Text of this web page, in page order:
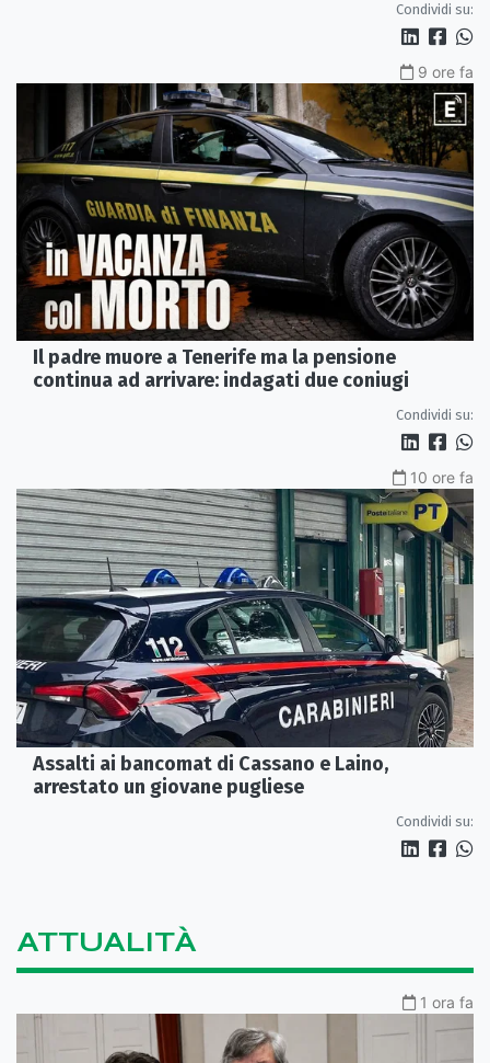
Condividi su:
9 ore fa
Il padre muore a Tenerife ma la pensione
continua ad arrivare: indagati due coniugi
Condividi su:
10 ore fa
Assalti ai bancomat di Cassano e Laino,
arrestato un giovane pugliese
Condividi su:
ATTUALITÀ
1 ora fa